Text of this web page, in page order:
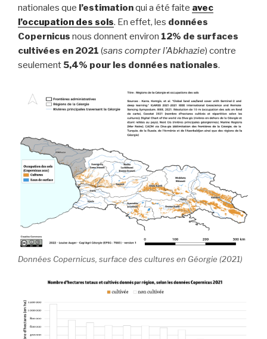
nationales que l’estimationqui a été faite avec
l’occupation des sols. En effet, les données
Copernicus nous donnent environ 12% de surfaces
cultivées en 2021 (sans compter l’Abkhazie) contre
seulement5,4% pour les données nationales.
Données Copernicus, surface des cultures en Géorgie (2021)